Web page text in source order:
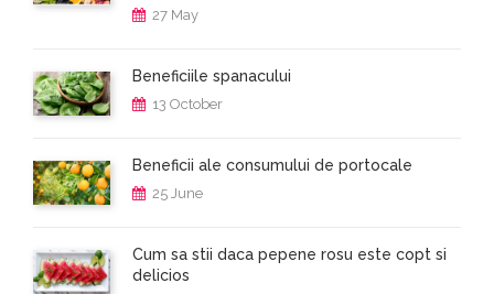
27 May
Beneficiile spanacului
13 October
Beneficii ale consumului de portocale
25 June
Cum sa stii daca pepene rosu este copt si
delicios